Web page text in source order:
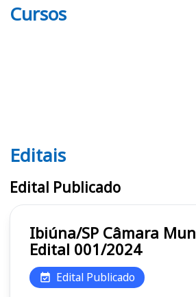
Cursos
Editais
Editais
Edital Publicado
Ibiúna/SP Câmara Municipal -
Edital 001/2024
Edital Publicado